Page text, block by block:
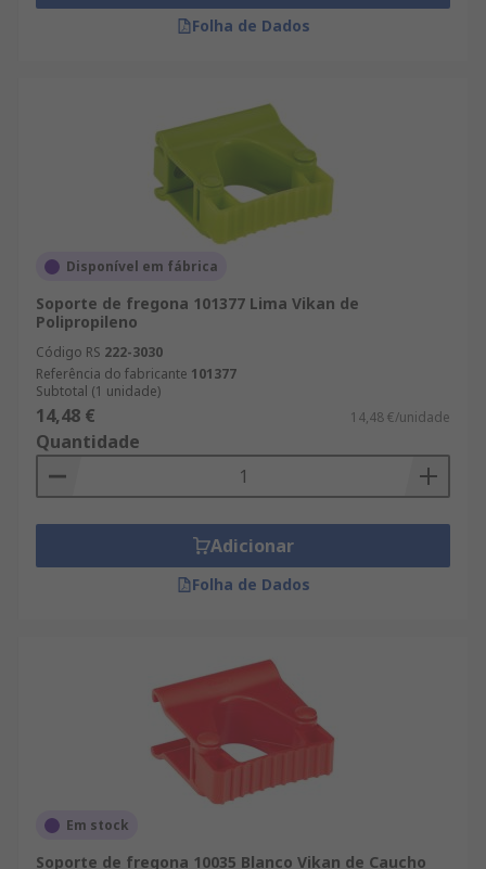
Folha de Dados
Disponível em fábrica
Soporte de fregona 101377 Lima Vikan de
Polipropileno
Código RS 222-3030
Referência do fabricante 101377
Subtotal (1 unidade)
14,48 € 14,48 €/unidade
Quantidade
Adicionar
Folha de Dados
Em stock
Soporte de fregona 10035 Blanco Vikan de Caucho